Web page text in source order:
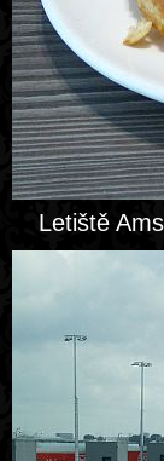
Letiště